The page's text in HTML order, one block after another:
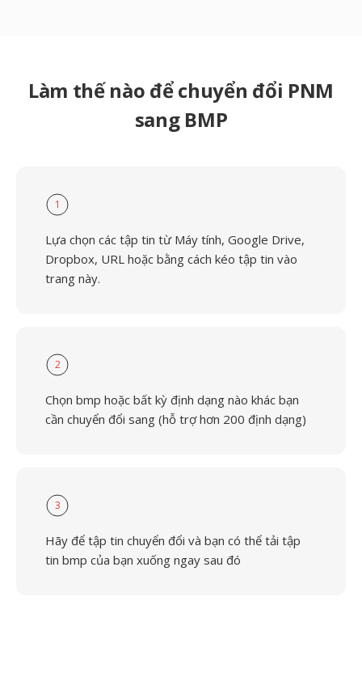
Làm thế nào để chuyển đổi PNM
sang BMP
1
Lựa chọn các tập tin từ Máy tính, Google Drive,
Dropbox, URL hoặc bằng cách kéo tập tin vào
trang này.
2
Chọn bmp hoặc bất kỳ định dạng nào khác bạn
cần chuyển đổi sang (hỗ trợ hơn 200 định dạng)
3
Hãy để tập tin chuyển đổi và bạn có thể tải tập
tin bmp của bạn xuống ngay sau đó